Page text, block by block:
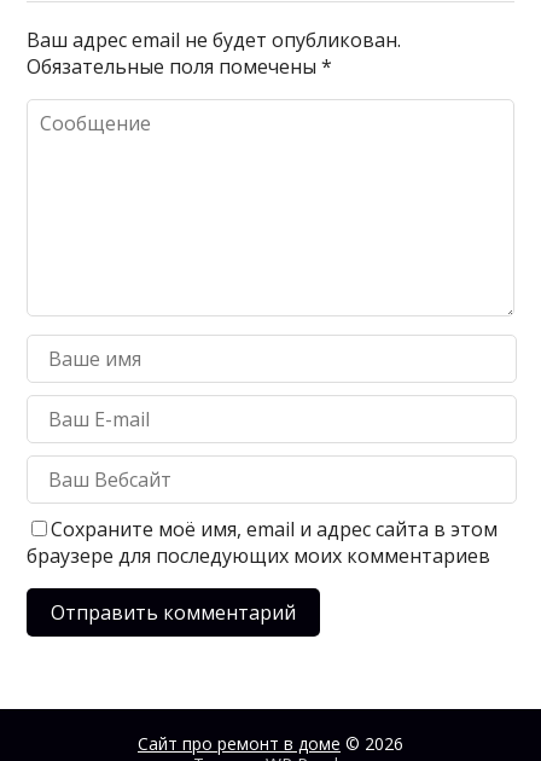
Ваш адрес email не будет опубликован.
Обязательные поля помечены*
Сохраните моё имя, email и адрес сайта в этом
браузере для последующих моих комментариев
Сайт про ремонт в доме © 2026